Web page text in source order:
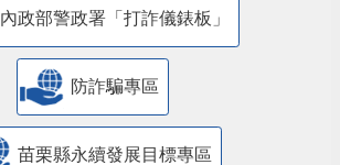
內政部警政署「打詐儀錶板」
防詐騙專區
苗栗縣永續發展目標專區